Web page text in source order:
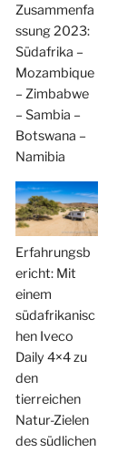
Zusammenfa
ssung 2023:
Südafrika –
Mozambique
– Zimbabwe
– Sambia –
Botswana –
Namibia
Erfahrungsb
ericht: Mit
einem
südafrikanisc
hen Iveco
Daily 4×4 zu
den
tierreichen
Natur-Zielen
des südlichen